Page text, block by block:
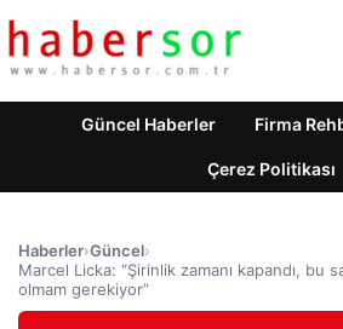
Güncel Haberler Firma
Çerez Politikası
Haberler›Güncel›
Marcel Licka: “Şirinlik zamanı kapandı, bu
olmam gerekiyor”